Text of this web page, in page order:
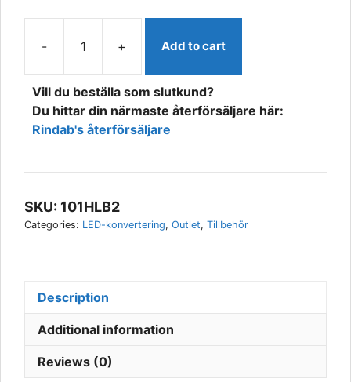
-
H11
LED
KONVERTERINGSKIT
6500K
+ Add to cart
Vill du beställa som slutkund?
Du hittar din närmaste återförsäljare här:
Rindab's återförsäljare
SKU: 101HLB2
Categories: LED-konvertering, Outlet, Tillbehör
Description
Additional information
Reviews (0)